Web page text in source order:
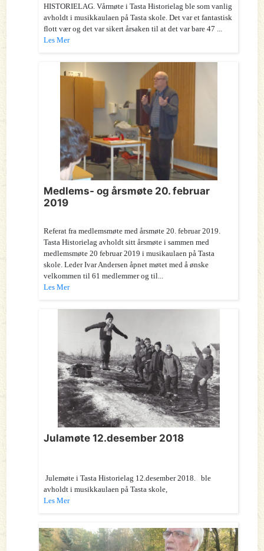
HISTORIELAG. Vårmøte i Tasta Historielag ble som vanlig
avholdt i musikkaulaen på Tasta skole. Det var et fantastisk
flott vær og det var sikert årsaken til at det var bare 47 ...
Les Mer
Medlems- og årsmøte 20. februar
2019
Referat fra medlemsmøte med årsmøte 20. februar 2019.
Tasta Historielag avholdt sitt årsmøte i sammen med
medlemsmøte 20 februar 2019 i musikaulaen på Tasta
skole. Leder Ivar Andersen åpnet møtet med å ønske
velkommen til 61 medlemmer og til...
Les Mer
Julamøte 12.desember 2018
Julemøte i Tasta Historielag 12.desember 2018. ble
avholdt i musikkaulaen på Tasta skole,
Les Mer